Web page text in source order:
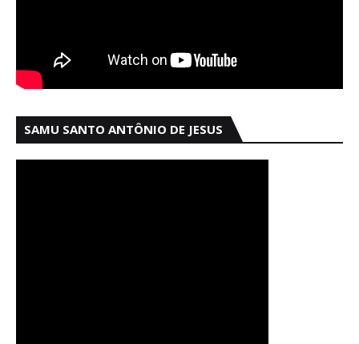
SAMU SANTO ANTÔNIO DE JESUS